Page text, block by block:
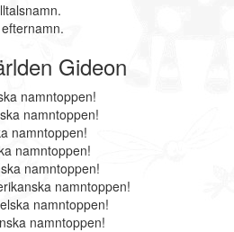
Gideon
namntoppen!
namntoppen!
namntoppen!
namntoppen!
namntoppen!
namntoppen!
namntoppen!
namntoppen!